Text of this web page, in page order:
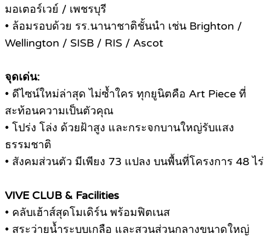
มอเตอร์เวย์ / เพชรบุรี
• ล้อมรอบด้วย รร.นานาชาติชั้นนำ เช่น Brighton /
Wellington / SISB / RIS / Ascot
จุดเด่น:
• ดีไซน์ใหม่ล่าสุด ไม่ซ้ำใคร ทุกยูนิตคือ Art Piece ที่
สะท้อนความเป็นตัวคุณ
• โปร่ง โล่ง ด้วยฝ้าสูง และกระจกบานใหญ่รับแสง
ธรรมชาติ
• สังคมส่วนตัว มีเพียง 73 แปลง บนพื้นที่โครงการ 48 ไร่
VIVE CLUB & Facilities
• คลับเฮ้าส์สุดโมเดิร์น พร้อมฟิตเนส
• สระว่ายน้ำระบบเกลือ และสวนส่วนกลางขนาดใหญ่